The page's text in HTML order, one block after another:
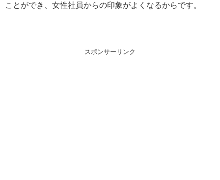
ことができ、女性社員からの印象がよくなるからです。
スポンサーリンク